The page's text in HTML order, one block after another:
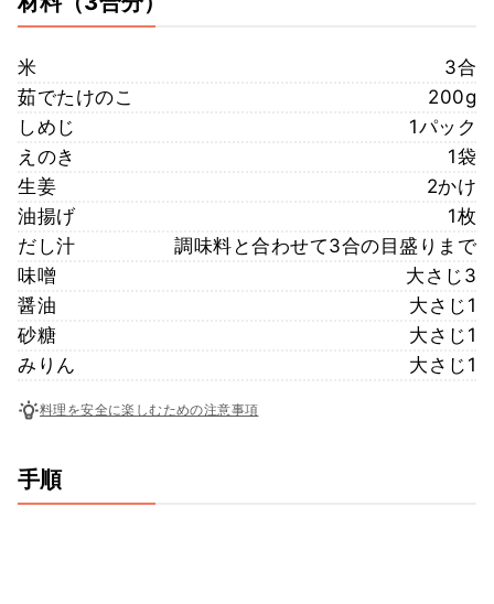
米
3合
茹でたけのこ
200g
しめじ
1パック
えのき
1袋
生姜
2かけ
油揚げ
1枚
だし汁
調味料と合わせて3合の目盛りまで
味噌
大さじ3
醤油
大さじ1
砂糖
大さじ1
みりん
大さじ1
料理を安全に楽しむための注意事項
手順